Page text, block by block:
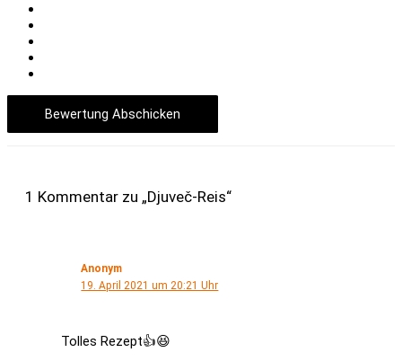
Bewertung Abschicken
1 Kommentar zu „Djuveč-Reis“
Anonym
19. April 2021 um 20:21 Uhr
Tolles Rezept👍😆